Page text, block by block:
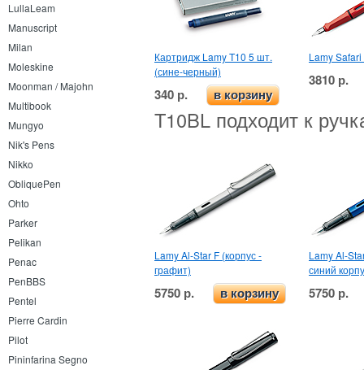
LullaLeam
Manuscript
Milan
Moleskine
Moonman / Majohn
Multibook
Mungyo
Nik's Pens
Nikko
ObliquePen
Ohto
Parker
Pelikan
Penac
PenBBS
Pentel
Pierre Cardin
Pilot
Pininfarina Segno
Картридж Lamy T10 5 шт.
(сине-черный)
340 р. в корзину
Lamy
3810 р.
T10BL подходит к
Lamy Al-Star F (корпус -
графит)
5750 р. в корзину
Lamy Al-
синий
5750 р.